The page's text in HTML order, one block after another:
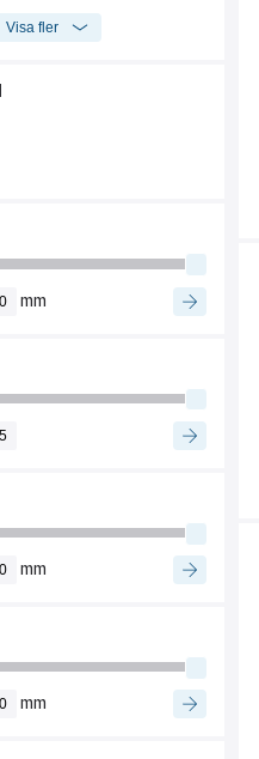
Visa fler
mm
mm
mm